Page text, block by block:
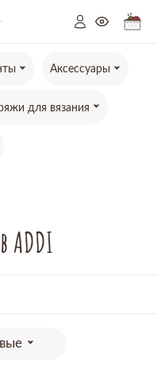
Аксессуары
для вязания
ADDI